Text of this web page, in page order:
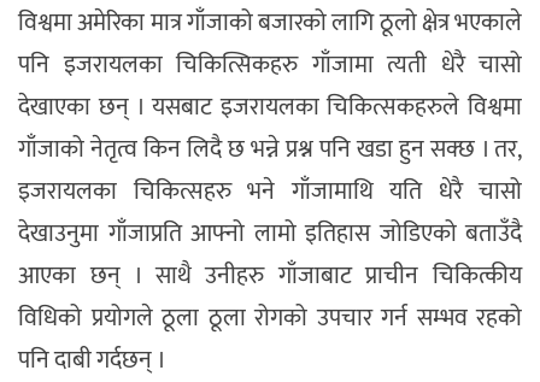
विश्वमा अमेरिका मात्र गाँजाको बजारको लागि ठूलो क्षेत्र भएकाले
पनि इजरायलका चिकित्सिकहरु गाँजामा त्यती धेरै चासो
देखाएका छन् । यसबाट इजरायलका चिकित्सकहरुले विश्वमा
गाँजाको नेतृत्व किन लिदै छ भन्ने प्रश्न पनि खडा हुन सक्छ । तर,
इजरायलका चिकित्सहरु भने गाँजामाथि यति धेरै चासो
देखाउनुमा गाँजाप्रति आफ्नो लामो इतिहास जोडिएको बताउँदै
आएका छन् । साथै उनीहरु गाँजाबाट प्राचीन चिकित्कीय
विधिको प्रयोगले ठूला ठूला रोगको उपचार गर्न सम्भव रहको
पनि दाबी गर्दछन् ।